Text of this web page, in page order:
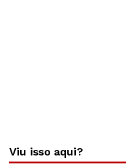
Viu isso aqui?